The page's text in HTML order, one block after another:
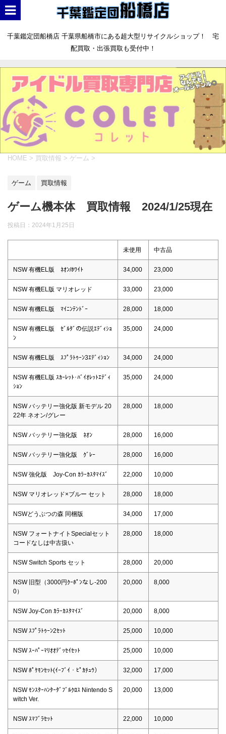
千葉鑑定団船橋店 千葉県船橋市にある超大型リサイクルショップ！ 宅
配買取・出張買取も受付中！
HOME > 買取情報 > ゲーム >
ゲーム 買取情報
ゲーム機本体 買取情報 2024/1/25現在
投稿日： 2024年1月25日
未使用 中古品
NSW 有機EL版 ﾈｵﾝ/ﾎﾜｲﾄ 34,000 23,000
NSW 有機EL版 マリオレッド 33,000 23,000
NSW 有機EL版 ﾏｲﾆﾝﾃﾝﾄﾞｰ 28,000 18,000
NSW 有機EL版 ｾﾞﾙﾀﾞの伝説ｴﾃﾞｨｼｮ
ﾝ
35,000 24,000
NSW 有機EL版 ｽﾌﾟﾗﾄｩｰﾝ3ｴﾃﾞｨｼｮﾝ 34,000 24,000
NSW 有機EL版 ｽｶｰﾚｯﾄ･ﾊﾞｲｵﾚｯﾄｴﾃﾞｨ
ｼｮﾝ
35,000 24,000
NSW バッテリー強化版 新モデル 20
22年 ネオン/グレー
28,000 18,000
NSW バッテリー強化版 ﾈｵﾝ 28,000 16,000
NSW バッテリー強化版 ｸﾞﾚｰ 28,000 16,000
NSW 強化版 Joy-Con ｶﾗｰｶｽﾀﾏｲｽﾞ 22,000 10,000
NSW マリオレッド×ブルー セット 28,000 18,000
NSWどうぶつの森 同梱版 34,000 17,000
NSW フォートナイトSpecialセット
コードなしは中古扱い
28,000 18,000
NSW Switch Sports セット 28,000 20,000
NSW 旧型（3000円ｸｰﾎﾟﾝなし-200
0）
20,000 8,000
NSW Joy-Con ｶﾗｰｶｽﾀﾏｲｽﾞ 20,000 8,000
NSW ｽﾌﾟﾗﾄｩｰﾝ2ｾｯﾄ 25,000 10,000
NSW ｽｰﾊﾟｰﾏﾘｵｵﾃﾞｯｾｲｾｯﾄ 25,000 10,000
NSW ﾎﾟｹﾓﾝｾｯﾄ(ｲｰﾌﾞｲ・ﾋﾟｶﾁｭｳ） 32,000 17,000
NSW ﾓﾝｽﾀｰﾊﾝﾀｰﾀﾞﾌﾞﾙｸﾛｽ Nintendo S
witch Ver.
20,000 13,000
NSW ｽﾏﾌﾞﾗｾｯﾄ 22,000 10,000